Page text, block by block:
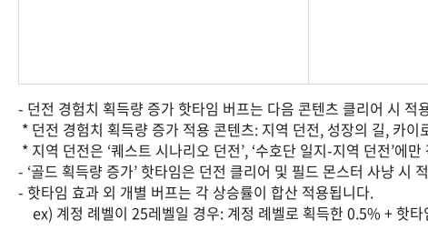
- 던전 경험치 획득량 증가 핫타임 버프는 다음 콘텐츠 클리어 시 적
* 던전 경험치 획득량 증가 적용 콘텐츠: 지역 던전, 성장의 길, 카
* 지역 던전은 ‘퀘스트 시나리오 던전’, ‘수호단 일지-지역 던전’에
- ‘골드 획득량 증가’ 핫타임은 던전 클리어 및 필드 몬스터 사냥 시
- 핫타임 효과 외 개별 버프는 각 상승률이 합산 적용됩니다.
ex) 계정 례벨이 25레벨일 경우: 계정 례벨로 획득한 0.5% + 핫